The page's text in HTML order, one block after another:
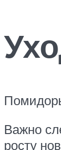
Важно
росту